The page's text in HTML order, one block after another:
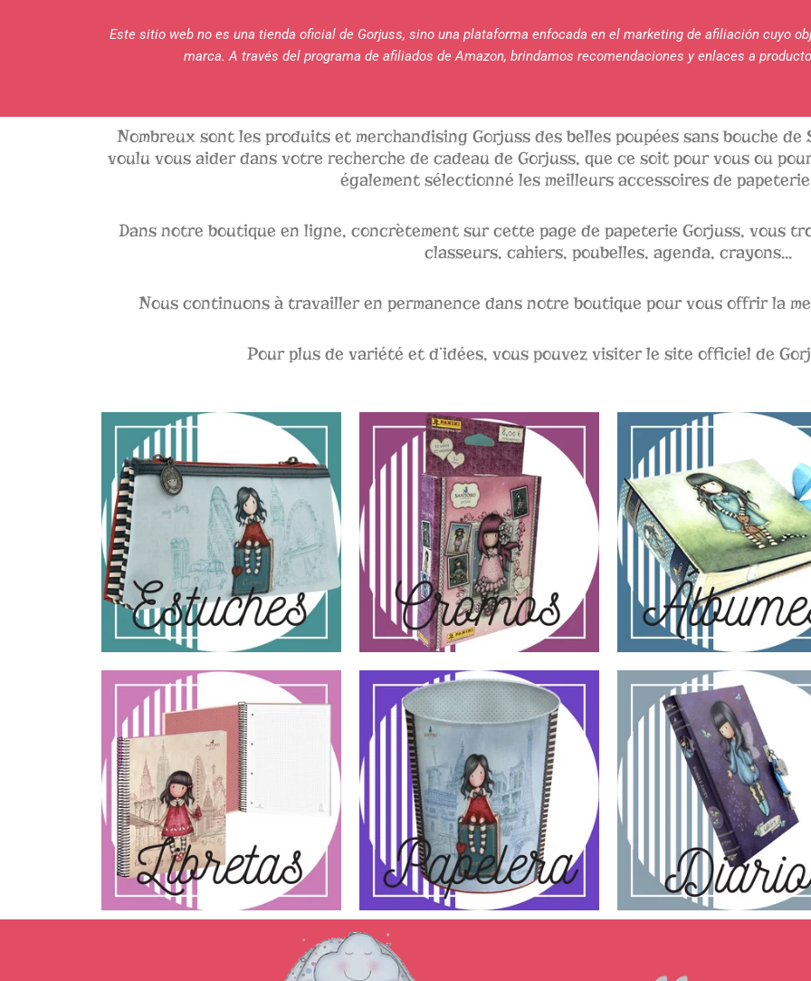
Este sitio web no es una tienda oficial de Gorjuss, sino una plataforma enfocada en el marketing de afiliación cuyo
marca. A través del programa de afiliados de Amazon, brindamos recomendaciones y enlaces a
Nombreux sont les produits et merchandising Gorjuss des belles poupées sans bouche
voulu vous aider dans votre recherche de cadeau de Gorjuss, que ce soit pour vous ou
également sélectionné les meilleurs accessoires de
Dans notre boutique en ligne, concrètement sur cette page de papeterie Gorjuss, vous
classeurs, cahiers, poubelles, agenda, crayons...
Nous continuons à travailler en permanence dans notre boutique pour vous offrir la
Pour plus de variété et d’idées, vous pouvez visiter le site officiel de